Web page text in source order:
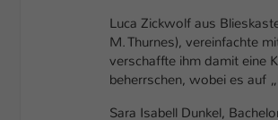
Luca Zickwolf aus
M. Thurnes), vereinfachte
verschaffte ihm damit eine
beherrschen, wobei es auf
Sara Isabell Dunkel,